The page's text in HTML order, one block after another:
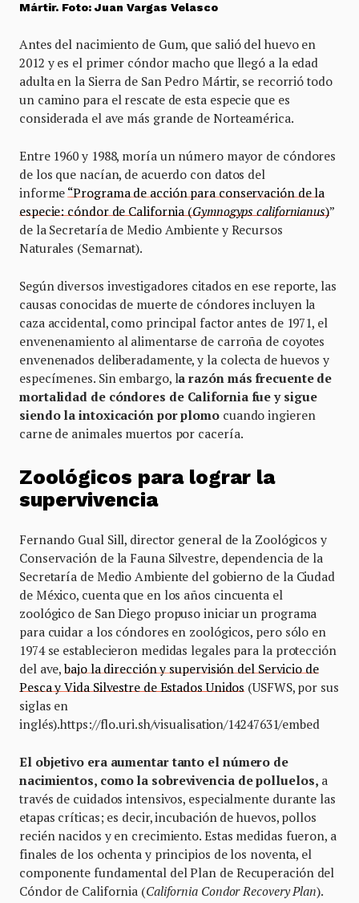
Mártir. Foto: Juan Vargas Velasco
Antes del nacimiento de Gum, que salió del huevo en
2012 y es el primer cóndor macho que llegó a la edad
adulta en la Sierra de San Pedro Mártir, se recorrió todo
un camino para el rescate de esta especie que es
considerada el ave más grande de Norteamérica.
Entre 1960 y 1988, moría un número mayor de cóndores
de los que nacían, de acuerdo con datos del
informe“Programa de acción para conservación de la
especie: cóndor de California (Gymnogyps californianus)”
de la Secretaría de Medio Ambiente y Recursos
Naturales (Semarnat).
Según diversos investigadores citados en ese reporte, las
causas conocidas de muerte de cóndores incluyen la
caza accidental, como principal factor antes de 1971, el
envenenamiento al alimentarse de carroña de coyotes
envenenados deliberadamente, y la colecta de huevos y
especímenes. Sin embargo, la razón más frecuente de
mortalidad de cóndores de California fue y sigue
siendo la intoxicación por plomo cuando ingieren
carne de animales muertos por cacería.
Zoológicos para lograr la
supervivencia
Fernando Gual Sill, director general de la Zoológicos y
Conservación de la Fauna Silvestre, dependencia de la
Secretaría de Medio Ambiente del gobierno de la Ciudad
de México, cuenta que en los años cincuenta el
zoológico de San Diego propuso iniciar un programa
para cuidar a los cóndores en zoológicos, pero sólo en
1974 se establecieron medidas legales para la protección
del ave,bajo la dirección y supervisión del Servicio de
Pesca y Vida Silvestre de Estados Unidos (USFWS, por sus
siglas en
inglés).https://flo.uri.sh/visualisation/14247631/embed
El objetivo era aumentar tanto el número de
nacimientos, como la sobrevivencia de polluelos, a
través de cuidados intensivos, especialmente durante las
etapas críticas; es decir, incubación de huevos, pollos
recién nacidos y en crecimiento. Estas medidas fueron, a
finales de los ochenta y principios de los noventa, el
componente fundamental del Plan de Recuperación del
Cóndor de California (California Condor Recovery Plan).